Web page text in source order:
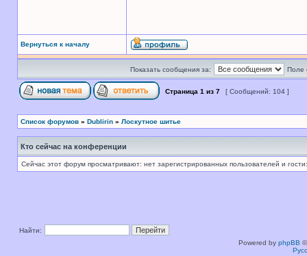
Вернуться к началу
Показать сообщения за: Поле
Страница 1 из 7 [ Сообщений: 104 ]
Список форумов » Dublirin » Лоскутное шитье
Кто сейчас на конференции
Сейчас этот форум просматривают: нет зарегистрированных пользователей и
Найти:
Powered by phpBB